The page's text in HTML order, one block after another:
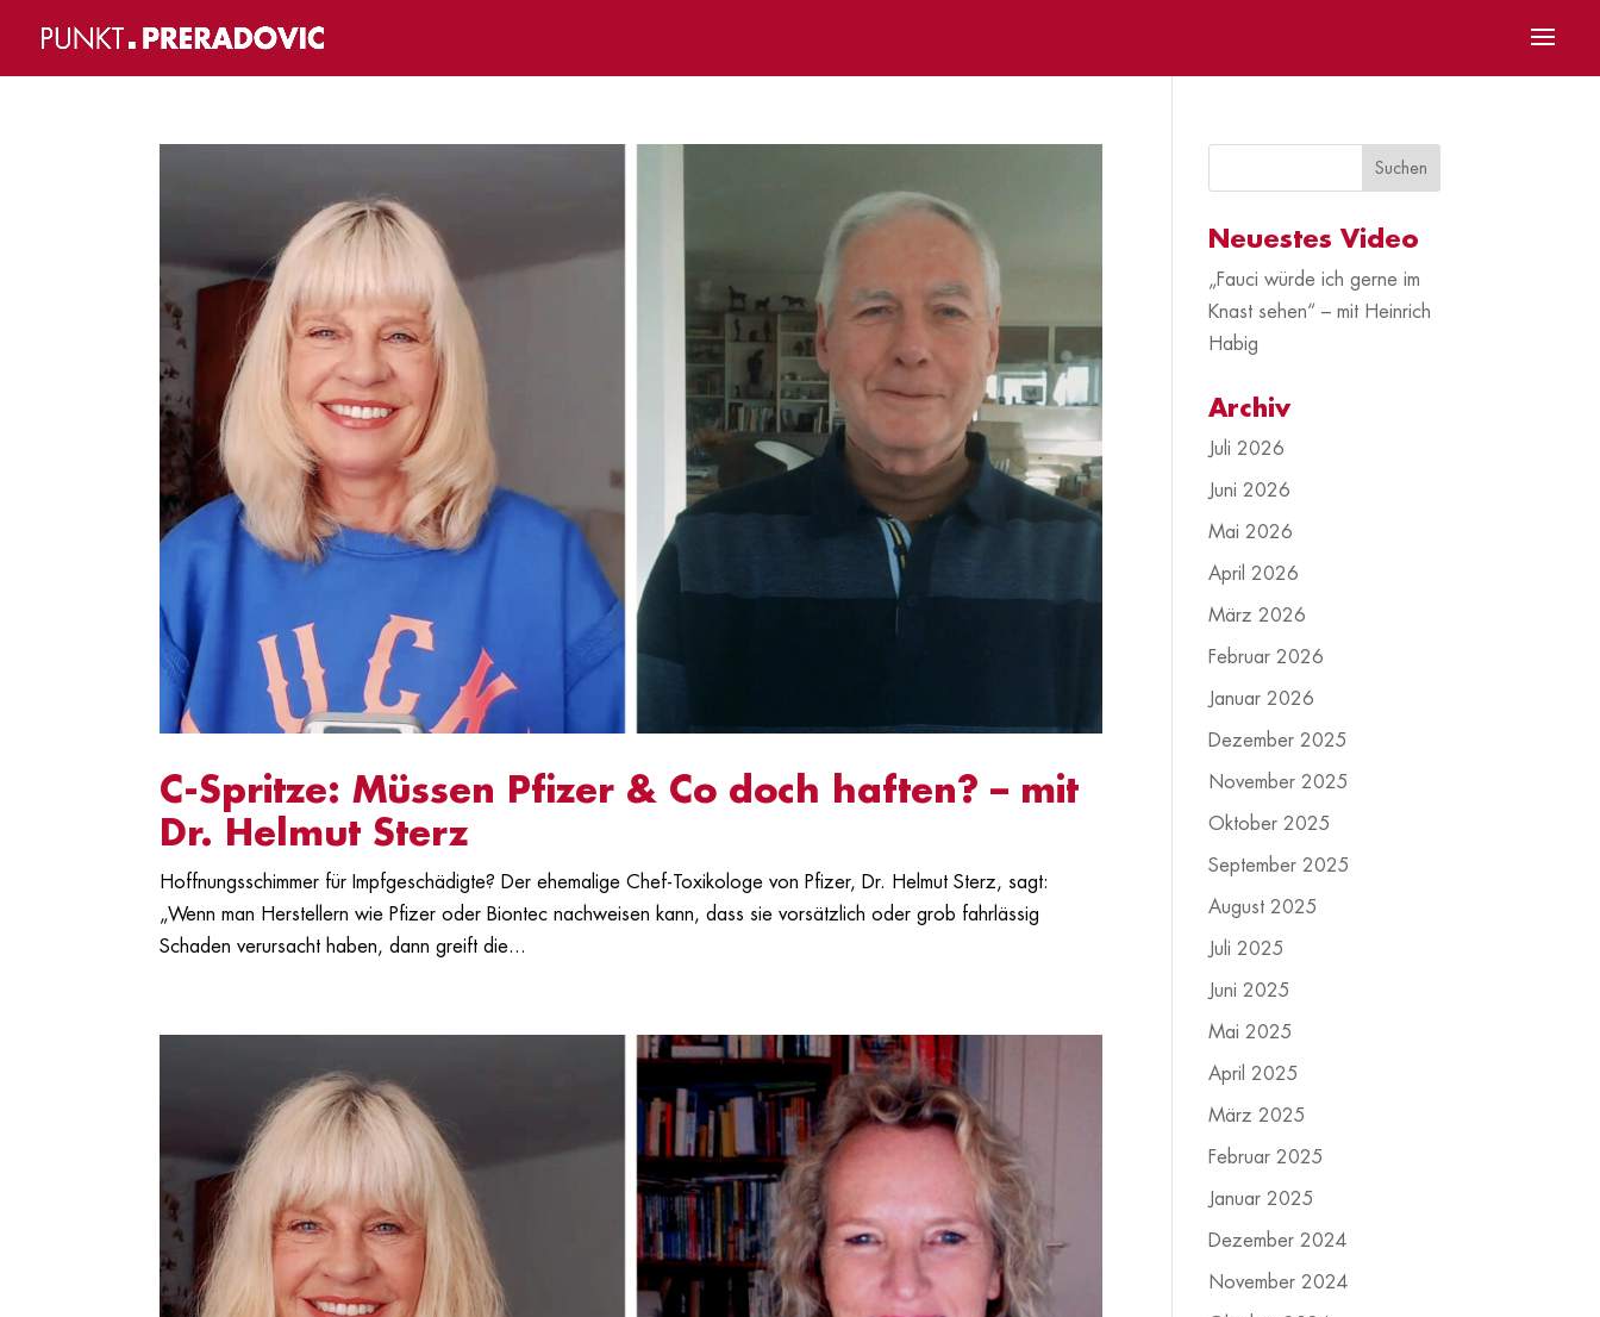
C-Spritze: Müssen Pfizer & Co doch haften? – mit
Dr. Helmut Sterz
Hoffnungsschimmer für Impfgeschädigte? Der ehemalige Chef-Toxikologe von Pfizer, Dr. Helmut Sterz, sagt:
„Wenn man Herstellern wie Pfizer oder Biontec nachweisen kann, dass sie vorsätzlich oder grob fahrlässig
Schaden verursacht haben, dann greift die...
Neuestes Video
„Fauci würde ich gerne im
Knast sehen“ – mit Heinrich
Habig
Archiv
Juli 2026
Juni 2026
Mai 2026
April 2026
März 2026
Februar 2026
Januar 2026
Dezember 2025
November 2025
Oktober 2025
September 2025
August 2025
Juli 2025
Juni 2025
Mai 2025
April 2025
März 2025
Februar 2025
Januar 2025
Dezember 2024
November 2024